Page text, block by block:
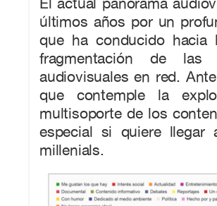
últimos años por un
que ha conducido hacia
fragmentación de
audiovisuales en red.
que contemple la
multisoporte de los
especial si quiere llegar
millenials.